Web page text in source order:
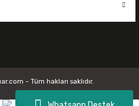
- Tüm hakları saklıdır.